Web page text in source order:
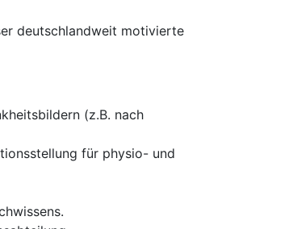
deutschlandweit motivierte
(z.B. nach
für physio- und